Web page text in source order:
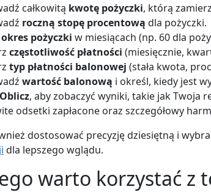
całkowitą kwotę pożyczki, którą
roczną stopę procentową dla pożyczki.
okres pożyczki w miesiącach (np. 60 dla
częstotliwość płatności (miesięcznie,
typ płatności balonowej (stała kwota,
wartość balonową i określ, kiedy jest
Oblicz, aby zobaczyć wyniki, takie jak Twoja
odsetki zapłacone oraz szczegółowy
dostosować precyzję dziesiętną i
dla lepszego wglądu.
warto korzystać z